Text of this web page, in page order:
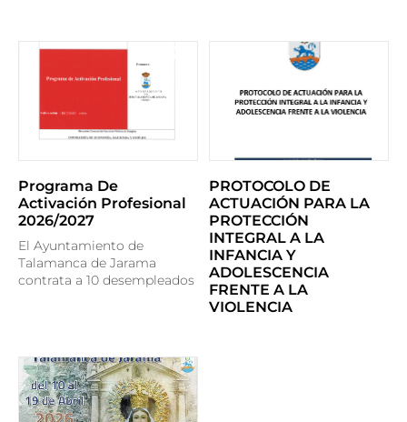
Programa De
Activación Profesional
2026/2027
El Ayuntamiento de
Talamanca de Jarama
contrata a 10 desempleados
PROTOCOLO DE
ACTUACIÓN PARA LA
PROTECCIÓN
INTEGRAL A LA
INFANCIA Y
ADOLESCENCIA
FRENTE A LA
VIOLENCIA